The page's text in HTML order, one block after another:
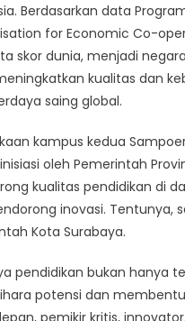
Berdasarkan data
for Economic Co-
skor dunia, menjadi
kualitas dan
saing global.
kampus kedua
oleh Pemerintah
kualitas pendidikan di
inovasi. Tentunya,
Kota Surabaya.
pendidikan bukan hanya
potensi dan
pemikir kritis,